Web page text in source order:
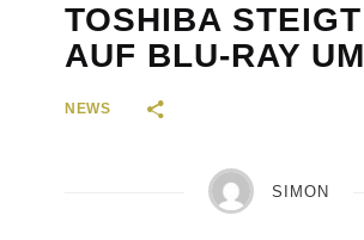
TOSHIBA STEIGT
AUF BLU-RAY UM
NEWS
SIMON